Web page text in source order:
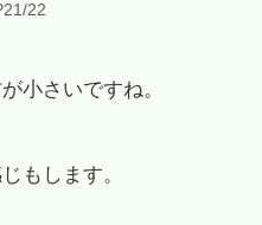
22
小さいですね。
もします。